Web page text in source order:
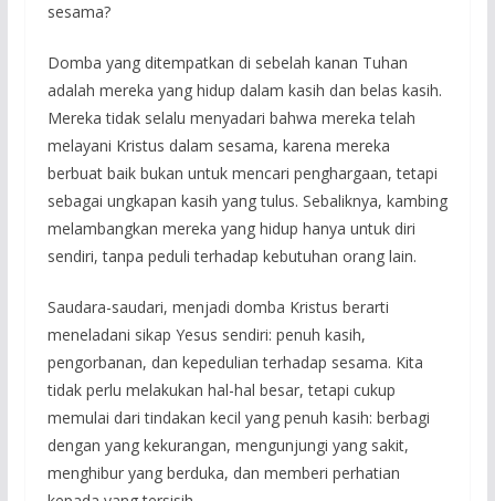
sesama?
Domba yang ditempatkan di sebelah kanan Tuhan
adalah mereka yang hidup dalam kasih dan belas kasih.
Mereka tidak selalu menyadari bahwa mereka telah
melayani Kristus dalam sesama, karena mereka
berbuat baik bukan untuk mencari penghargaan, tetapi
sebagai ungkapan kasih yang tulus. Sebaliknya, kambing
melambangkan mereka yang hidup hanya untuk diri
sendiri, tanpa peduli terhadap kebutuhan orang lain.
Saudara-saudari, menjadi domba Kristus berarti
meneladani sikap Yesus sendiri: penuh kasih,
pengorbanan, dan kepedulian terhadap sesama. Kita
tidak perlu melakukan hal-hal besar, tetapi cukup
memulai dari tindakan kecil yang penuh kasih: berbagi
dengan yang kekurangan, mengunjungi yang sakit,
menghibur yang berduka, dan memberi perhatian